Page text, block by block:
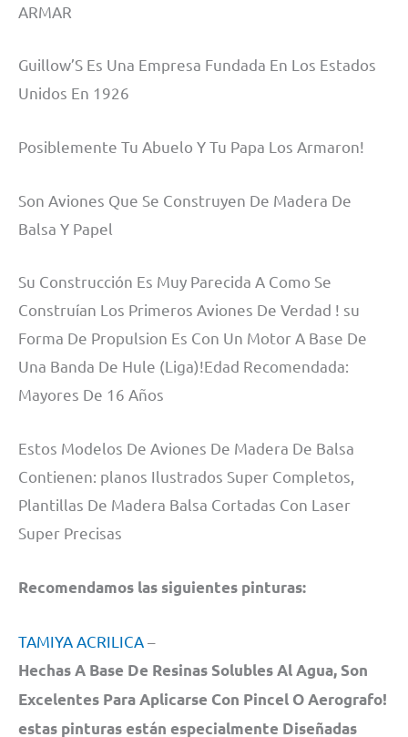
ARMAR
Guillow’S Es Una Empresa Fundada En Los Estados
Unidos En 1926
Posiblemente Tu Abuelo Y Tu Papa Los Armaron!
Son Aviones Que Se Construyen De Madera De
Balsa Y Papel
Su Construcción Es Muy Parecida A Como Se
Construían Los Primeros Aviones De Verdad ! su
Forma De Propulsion Es Con Un Motor A Base De
Una Banda De Hule (Liga)!Edad Recomendada:
Mayores De 16 Años
Estos Modelos De Aviones De Madera De Balsa
Contienen: planos Ilustrados Super Completos,
Plantillas De Madera Balsa Cortadas Con Laser
Super Precisas
Recomendamos las siguientes pinturas:
TAMIYA ACRILICA–
Hechas A Base De Resinas Solubles Al Agua, Son
Excelentes Para Aplicarse Con Pincel O Aerografo!
estas pinturas están especialmente Diseñadas